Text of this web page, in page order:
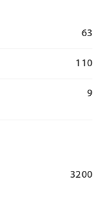
63
110
9
3200